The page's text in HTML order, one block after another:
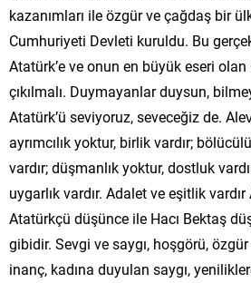
kazanımları ile özgür ve çağdaş bir
Cumhuriyeti Devleti kuruldu. Bu
Atatürk’e ve onun en büyük eseri
çıkılmalı. Duymayanlar duysun,
Atatürk’ü seviyoruz, seveceğiz de.
ayrımcılık yoktur, birlik vardır;
vardır; düşmanlık yoktur, dostluk
uygarlık vardır. Adalet ve eşitlik
Atatürkçü düşünce ile Hacı Bektaş
gibidir. Sevgi ve saygı, hoşgörü,
inanç, kadına duyulan saygı,